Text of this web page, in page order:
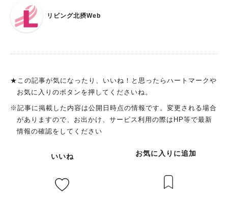
ーヒーやそれに合わせたお茶菓子をいただけるんですって！ま
た、毎月第3土曜日に開催される「サパナマーケット」では、近
所のお店からのお野菜・食品をはじめ、ハンドメイドの外国製品
みが増えますね♪人と人、人と世界を優しくつないでくれる「TIF
（リビング北摂Web特派員：にこ）オリジナルサイトで読む
で行き、徒歩2～3分ほどの住宅街にあります。 かわいらしい店
構えで一目見てベトナムカフェとわかります。 手描きのバイン
ミーのイラストがいいですね！ 出典：リビング北摂Web 出典：
すぐのところにベトナムの雑貨が色々とあります 出典：リビン
ンチメニューを選びます 出典：リビング北摂Web バインミーセ
ット（1150円）、曜日替わりセット（1250円） どちらにしよう
かとかなり迷いましたが、曜日替わりセットにしました。 出
す。お伺いしたのが金曜日でしたので「コムディア（のっけごは
ました。 出典：リビング北摂Web お持ち帰りもしたかったので
ランチメニューのオーダー時にお願いしました。 今回はバイン
リビング北摂Web
★この記事が気になったり、いいね！と思ったらハートマークや
お気に入りのボタンを押してくださいね。
※記事に掲載した内容は公開日時点の情報です。変更される場合
がありますので、お出かけ、サービス利用の際はHP等で最新
情報の確認をしてください
いいね お気に入りに追加